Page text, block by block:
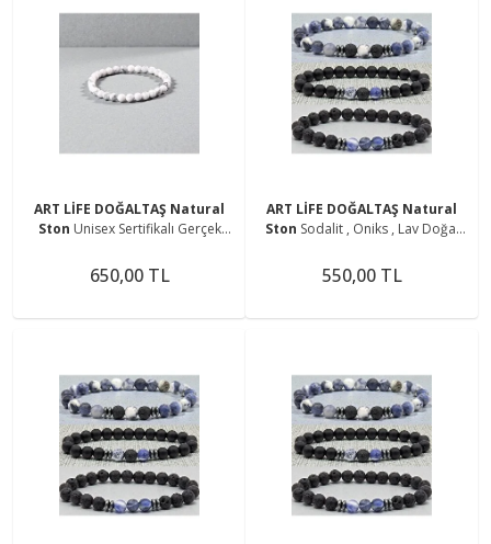
ART LİFE DOĞALTAŞ Natural
Ston Unisex Sertifikalı Gerçek
Sevgililer Günü Hediyesi Bileklik 8
mm
650,00 TL
ART LİFE DOĞALTAŞ Natural
Ston Sodalit , Oniks , Lav Doğal
Düşünme Ve Problem Çözme )
8Mm
550,00 TL